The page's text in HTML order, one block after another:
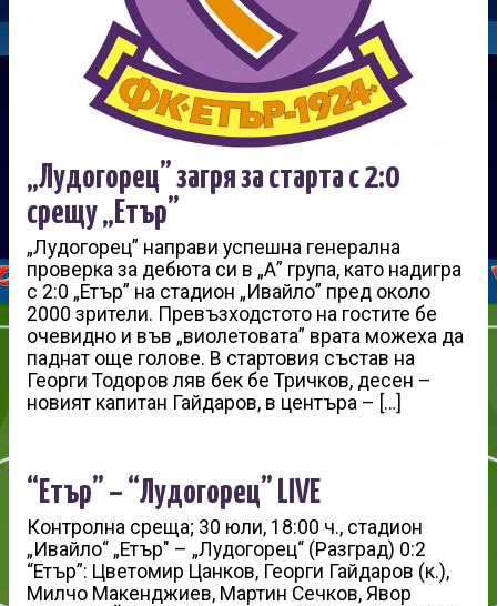
„Лудогорец” загря за старта с 2:0
срещу „Етър”
„Лудогорец” направи успешна генерална
проверка за дебюта си в „А” група, като надигра
с 2:0 „Етър” на стадион „Ивайло” пред около
2000 зрители. Превъзходстото на гостите бе
очевидно и във „виолетовата” врата можеха да
паднат още голове. В стартовия състав на
Георги Тодоров ляв бек бе Тричков, десен –
новият капитан Гайдаров, в центъра – […]
“Етър” – “Лудогорец” LIVE
Контролна среща; 30 юли, 18:00 ч., стадион
„Ивайло“ „Етър″ – „Лудогорец“ (Разград) 0:2
“Етър”: Цветомир Цанков, Георги Гайдаров (к.),
Милчо Макенджиев, Мартин Сечков, Явор